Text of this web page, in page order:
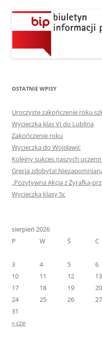
OSTATNIE WPISY
Uroczyste zakończenie roku
Wycieczka klas VI do Lublina
Zakończenie roku
Wycieczka do Wojsławic
Kolejny sukces naszych
Grecja zdobyta!
„Pozytywna Akcja z Żyrafką-
Wycieczka klasy 5c
sierpień 2026
P
W Ś C
3
4 5 6
10
11 12 13
17
18 19 20
24
25 26 27
31
« cze